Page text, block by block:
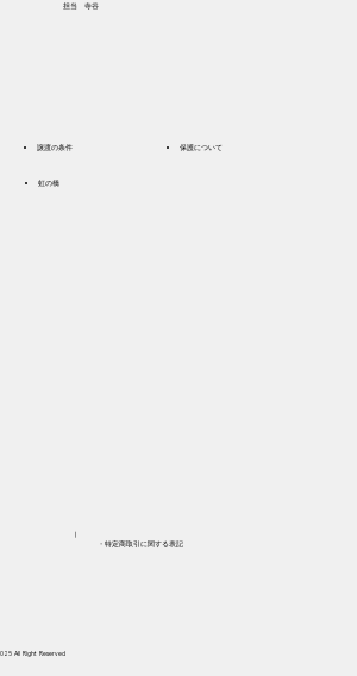
​┃
譲渡の条件 保護について
虹の橋
​・特定商取引に関する表記
AII Right Reserved
​担当 寺谷